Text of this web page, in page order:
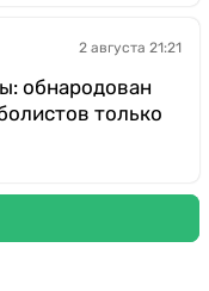
2 августа 21:21
обнародован
только